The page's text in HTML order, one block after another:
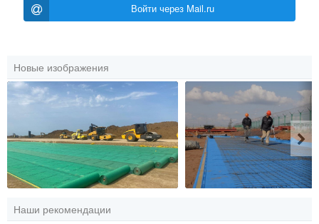
Войти через Mail.ru
Новые изображения
Наши рекомендации